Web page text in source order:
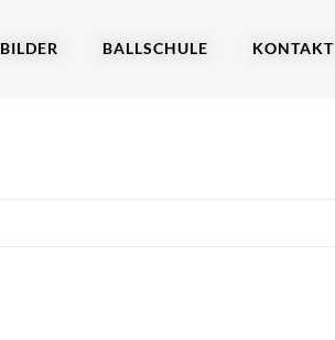
BILDER BALLSCHULE KONTAKT